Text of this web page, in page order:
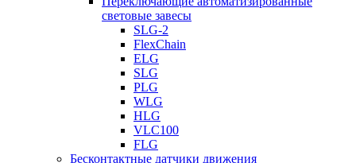
световые завесы
SLG-2
FlexChain
ELG
SLG
PLG
WLG
HLG
VLC100
FLG
Бесконтактные датчики движения